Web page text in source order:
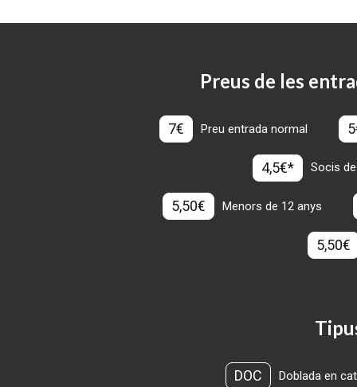
Preus de les
7€ Preu entrada normal
4,5€* Socis
5,50€ Menors de 12 anys
5,50€
DOC Doblada en